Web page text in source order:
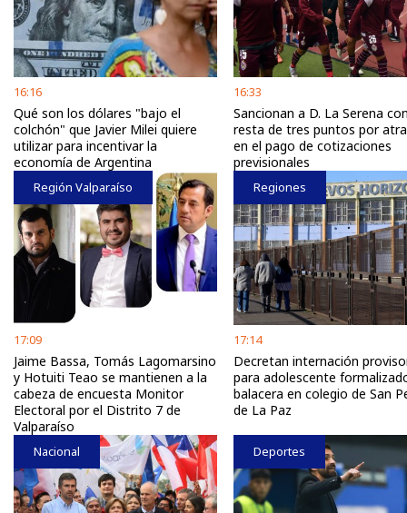
16:16
Qué son los dólares "bajo el
colchón" que Javier Milei quiere
utilizar para incentivar la
economía de Argentina
16:33
Sancionan a D. La Serena
resta de tres puntos por
en el pago de cotizaciones
previsionales
Región Valparaíso
17:09
Jaime Bassa, Tomás Lagomarsino
y Hotuiti Teao se mantienen a la
cabeza de encuesta Monitor
Electoral por el Distrito 7 de
Valparaíso
Regiones
17:14
Decretan internación
para adolescente
balacera en colegio de San
de La Paz
Nacional Deportes